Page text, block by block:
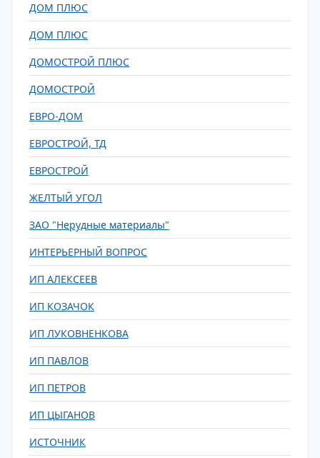
ДОМ ПЛЮС
ДОМ ПЛЮС
ДОМОСТРОЙ ПЛЮС
ДОМОСТРОЙ
ЕВРО-ДОМ
ЕВРОСТРОЙ, ТД
ЕВРОСТРОЙ
ЖЕЛТЫЙ УГОЛ
ЗАО "Нерудные материалы"
ИНТЕРЬЕРНЫЙ ВОПРОС
ИП АЛЕКСЕЕВ
ИП КОЗАЧОК
ИП ЛУКОВНЕНКОВА
ИП ПАВЛОВ
ИП ПЕТРОВ
ИП ЦЫГАНОВ
ИСТОЧНИК